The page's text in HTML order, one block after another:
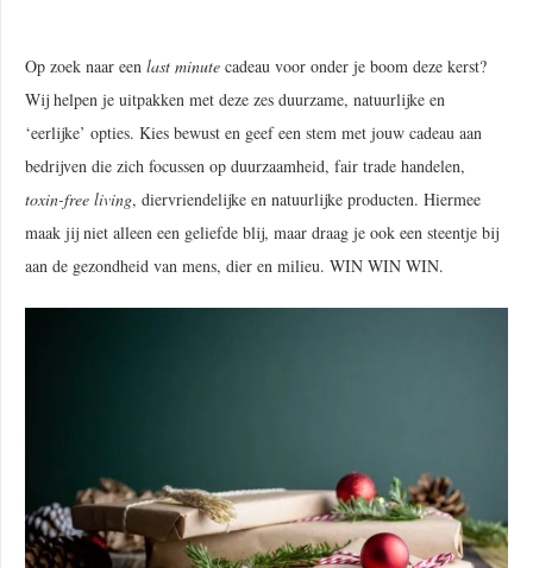
Op zoek naar een last minute cadeau voor onder je boom deze kerst?
Wij helpen je uitpakken met deze zes duurzame, natuurlijke en
‘eerlijke’ opties. Kies bewust en geef een stem met jouw cadeau aan
bedrijven die zich focussen op duurzaamheid, fair trade handelen,
toxin-free living, diervriendelijke en natuurlijke producten. Hiermee
maak jij niet alleen een geliefde blij, maar draag je ook een steentje bij
aan de gezondheid van mens, dier en milieu. WIN WIN WIN.